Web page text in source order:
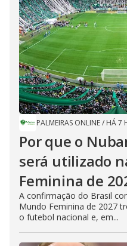
PALMEIRAS ONLINE/ HÁ 7
Por que o
será utilizado
Feminina de
A confirmação do Brasil
Mundo Feminina de 2027
o futebol nacional e, em...